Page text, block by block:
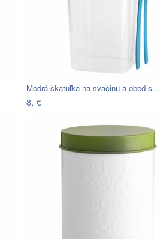
Modrá škatuľka na svačinu a obed s…
8,-€